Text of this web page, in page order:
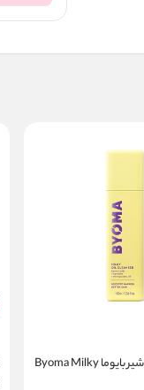
پاک کننده روغن شیر بایوما Byoma Milky